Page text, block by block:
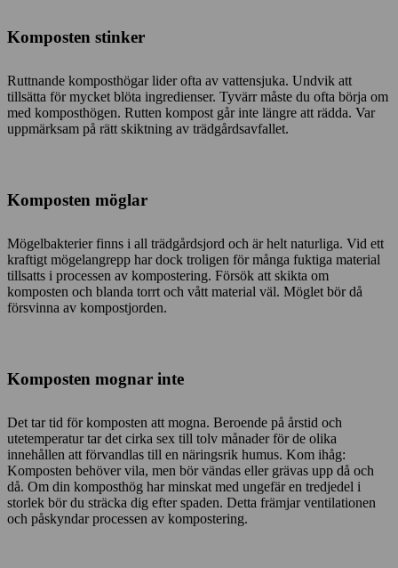
Komposten stinker
Ruttnande komposthögar lider ofta av vattensjuka. Undvik att
tillsätta för mycket blöta ingredienser. Tyvärr måste du ofta börja om
med komposthögen. Rutten kompost går inte längre att rädda. Var
uppmärksam på rätt skiktning av trädgårdsavfallet.
Komposten möglar
Mögelbakterier finns i all trädgårdsjord och är helt naturliga. Vid ett
kraftigt mögelangrepp har dock troligen för många fuktiga material
tillsatts i processen av kompostering. Försök att skikta om
komposten och blanda torrt och vått material väl. Möglet bör då
försvinna av kompostjorden.
Komposten mognar inte
Det tar tid för komposten att mogna. Beroende på årstid och
utetemperatur tar det cirka sex till tolv månader för de olika
innehållen att förvandlas till en näringsrik humus. Kom ihåg:
Komposten behöver vila, men bör vändas eller grävas upp då och
då. Om din komposthög har minskat med ungefär en tredjedel i
storlek bör du sträcka dig efter spaden. Detta främjar ventilationen
och påskyndar processen av kompostering.